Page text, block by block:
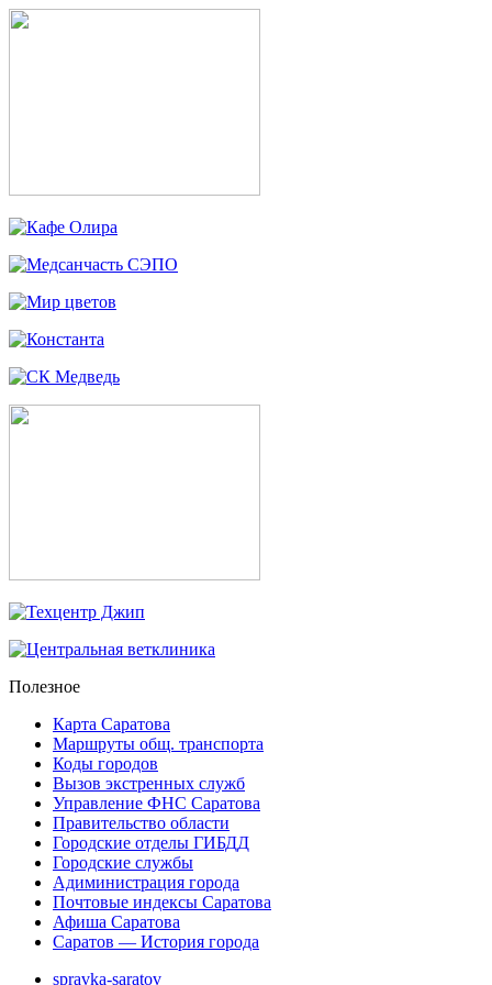
Полезное
Карта Саратова
Маршруты общ. транспорта
Коды городов
Вызов экстренных служб
Управление ФНС Саратова
Правительство области
Городские отделы ГИБДД
Городские службы
Адиминистрация города
Почтовые индексы Саратова
Афиша Саратова
Саратов — История города
spravka-saratov